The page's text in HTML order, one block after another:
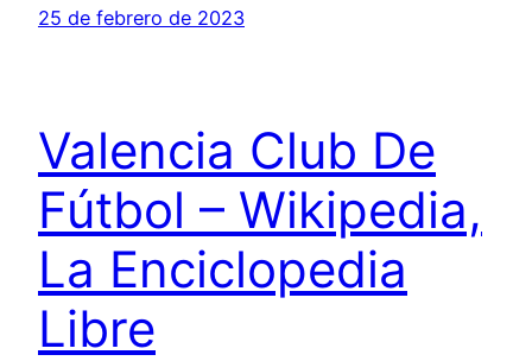
25 de febrero de 2023
Valencia Club De
Fútbol – Wikipedia,
La Enciclopedia
Libre